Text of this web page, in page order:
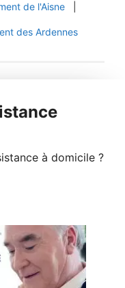
de l'Aisne
des Ardennes
à domicile ?